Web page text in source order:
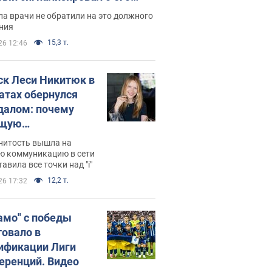
раке
врачи не обратили на это должного
12:46 15,3 т.
Леси Никитюк в
обернулся
почему
вышла на
коммуникацию в сети
все точки над "i"
17:32 12,2 т.
с победы
в
Лиги
Видео